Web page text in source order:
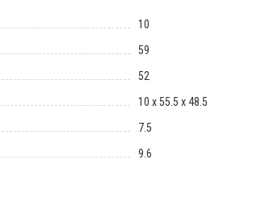
10
59
52
10 х 55.5 х 48.5
7.5
9.6